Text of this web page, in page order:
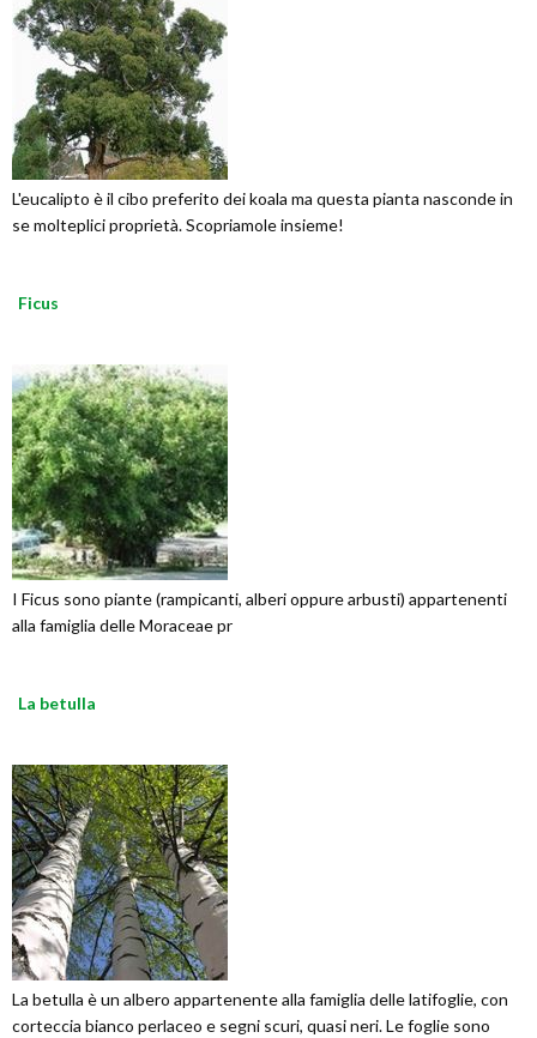
L'eucalipto è il cibo preferito dei koala ma questa pianta nasconde in
se molteplici proprietà. Scopriamole insieme!
Ficus
I Ficus sono piante (rampicanti, alberi oppure arbusti) appartenenti
alla famiglia delle Moraceae pr
La betulla
La betulla è un albero appartenente alla famiglia delle latifoglie, con
corteccia bianco perlaceo e segni scuri, quasi neri. Le foglie sono